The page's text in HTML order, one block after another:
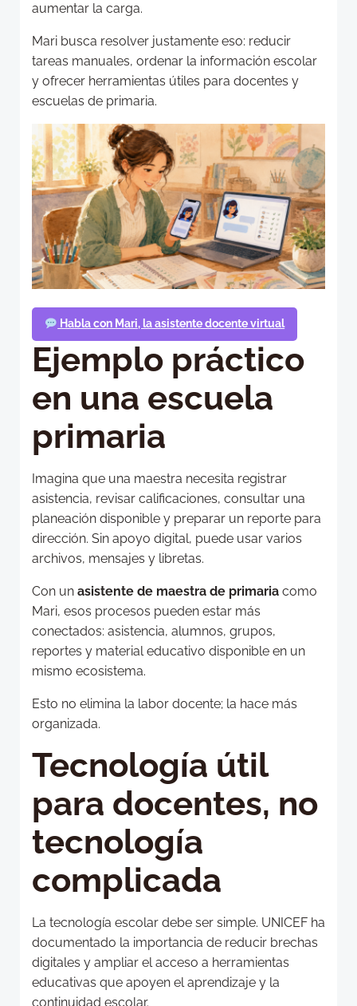
aumentar la carga.
Mari busca resolver justamente eso: reducir
tareas manuales, ordenar la información escolar
y ofrecer herramientas útiles para docentes y
escuelas de primaria.
Habla con Mari, la asistente docente virtual
Ejemplo práctico
en una escuela
primaria
Imagina que una maestra necesita registrar
asistencia, revisar calificaciones, consultar una
planeación disponible y preparar un reporte para
dirección. Sin apoyo digital, puede usar varios
archivos, mensajes y libretas.
Con un asistente de maestra de primaria como
Mari, esos procesos pueden estar más
conectados: asistencia, alumnos, grupos,
reportes y material educativo disponible en un
mismo ecosistema.
Esto no elimina la labor docente; la hace más
organizada.
Tecnología útil
para docentes, no
tecnología
complicada
La tecnología escolar debe ser simple. UNICEF ha
documentado la importancia de reducir brechas
digitales y ampliar el acceso a herramientas
educativas que apoyen el aprendizaje y la
continuidad escolar.